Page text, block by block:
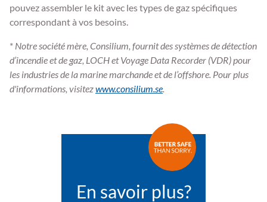
pouvez assembler le kit avec les types de gaz spécifiques
correspondant à vos besoins.
* Notre société mère, Consilium, fournit des systèmes de détection
d’incendie et de gaz, LOCH et Voyage Data Recorder (VDR) pour
les industries de la marine marchande et de l’offshore. Pour plus
d'informations, visitezwww.consilium.se.
En savoir plus?